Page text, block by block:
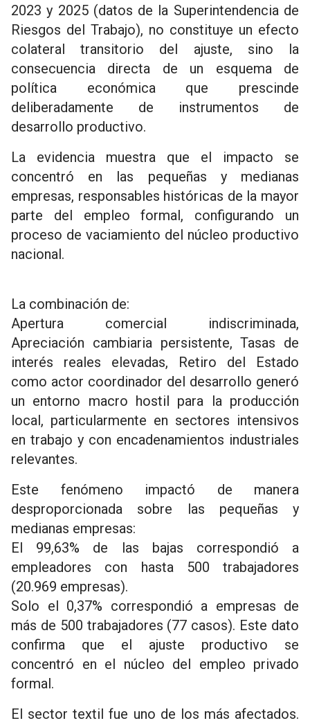
2023 y 2025 (datos de la Superintendencia de
Riesgos del Trabajo), no constituye un efecto
colateral transitorio del ajuste, sino la
consecuencia directa de un esquema de
política económica que prescinde
deliberadamente de instrumentos de
desarrollo productivo.
La evidencia muestra que el impacto se
concentró en las pequeñas y medianas
empresas, responsables históricas de la mayor
parte del empleo formal, configurando un
proceso de vaciamiento del núcleo productivo
nacional.
La combinación de:
Apertura comercial indiscriminada,
Apreciación cambiaria persistente, Tasas de
interés reales elevadas, Retiro del Estado
como actor coordinador del desarrollo generó
un entorno macro hostil para la producción
local, particularmente en sectores intensivos
en trabajo y con encadenamientos industriales
relevantes.
Este fenómeno impactó de manera
desproporcionada sobre las pequeñas y
medianas empresas:
El 99,63% de las bajas correspondió a
empleadores con hasta 500 trabajadores
(20.969 empresas).
Solo el 0,37% correspondió a empresas de
más de 500 trabajadores (77 casos). Este dato
confirma que el ajuste productivo se
concentró en el núcleo del empleo privado
formal.
El sector textil fue uno de los más afectados.